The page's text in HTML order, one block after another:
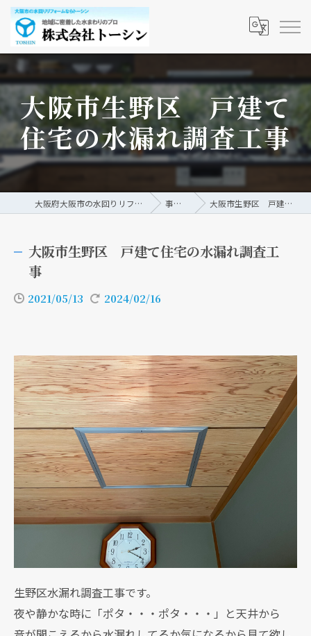
大阪市生野区 戸建て
住宅の水漏れ調査工事
大阪府大阪市の水回りリフォームなら株式会社トーシン 事例/ブログ 大阪市生野区 戸建て住宅の水漏れ調査工事
大阪市生野区 戸建て住宅の水漏れ調査工
事
2021/05/13 2024/02/16
生野区水漏れ調査工事です。
夜や静かな時に「ポタ・・・ポタ・・・」と天井から